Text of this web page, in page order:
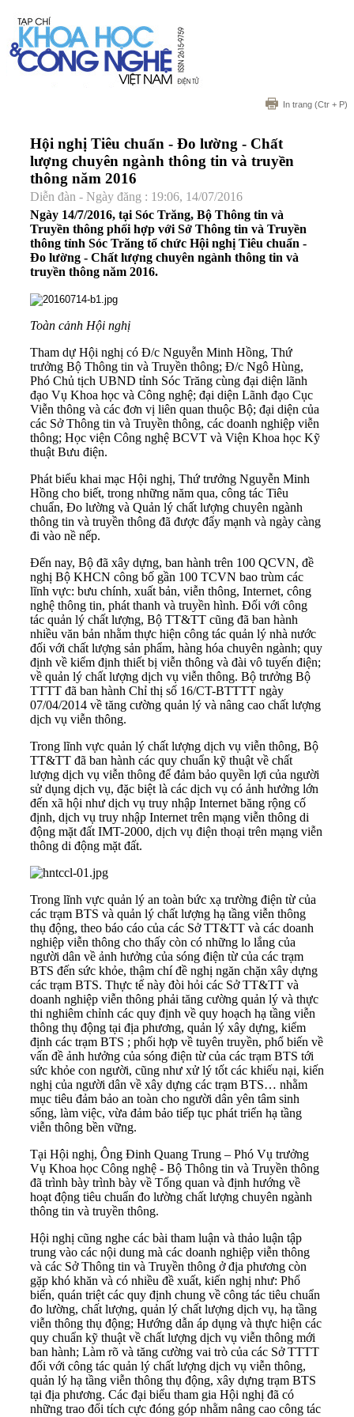
In trang (Ctr + P)
Hội nghị Tiêu chuẩn - Đo lường - Chất
lượng chuyên ngành thông tin và truyền
thông năm 2016
Diễn đàn - Ngày đăng : 19:06, 14/07/2016
Ngày 14/7/2016, tại Sóc Trăng, Bộ Thông tin và
Truyền thông phối hợp với Sở Thông tin và Truyền
thông tỉnh Sóc Trăng tổ chức Hội nghị Tiêu chuẩn -
Đo lường - Chất lượng chuyên ngành thông tin và
truyền thông năm 2016.
Toàn cảnh Hội nghị
Tham dự Hội nghị có Đ/c Nguyễn Minh Hồng, Thứ
trưởng Bộ Thông tin và Truyền thông; Đ/c Ngô Hùng,
Phó Chủ tịch UBND tỉnh Sóc Trăng cùng đại diện lãnh
đạo Vụ Khoa học và Công nghệ; đại diện Lãnh đạo Cục
Viễn thông và các đơn vị liên quan thuộc Bộ; đại diện của
các Sở Thông tin và Truyền thông, các doanh nghiệp viễn
thông; Học viện Công nghệ BCVT và Viện Khoa học Kỹ
thuật Bưu điện.
Phát biểu khai mạc Hội nghị, Thứ trưởng Nguyễn Minh
Hồng cho biết, trong những năm qua, công tác Tiêu
chuẩn, Đo lường và Quản lý chất lượng chuyên ngành
thông tin và truyền thông đã được đẩy mạnh và ngày càng
đi vào nề nếp.
Đến nay, Bộ đã xây dựng, ban hành trên 100 QCVN, đề
nghị Bộ KHCN công bố gần 100 TCVN bao trùm các
lĩnh vực: bưu chính, xuất bản, viễn thông, Internet, công
nghệ thông tin, phát thanh và truyền hình. Đối với công
tác quản lý chất lượng, Bộ TT&TT cũng đã ban hành
nhiều văn bản nhằm thực hiện công tác quản lý nhà nước
đối với chất lượng sản phẩm, hàng hóa chuyên ngành; quy
định về kiểm định thiết bị viễn thông và đài vô tuyến điện;
về quản lý chất lượng dịch vụ viễn thông. Bộ trưởng Bộ
TTTT đã ban hành Chỉ thị số 16/CT-BTTTT ngày
07/04/2014 về tăng cường quản lý và nâng cao chất lượng
dịch vụ viễn thông.
Trong lĩnh vực quản lý chất lượng dịch vụ viễn thông, Bộ
TT&TT đã ban hành các quy chuẩn kỹ thuật về chất
lượng dịch vụ viễn thông để đảm bảo quyền lợi của người
sử dụng dịch vụ, đặc biệt là các dịch vụ có ảnh hưởng lớn
đến xã hội như dịch vụ truy nhập Internet băng rộng cố
định, dịch vụ truy nhập Internet trên mạng viễn thông di
động mặt đất IMT-2000, dịch vụ điện thoại trên mạng viễn
thông di động mặt đất.
Trong lĩnh vực quản lý an toàn bức xạ trường điện từ của
các trạm BTS và quản lý chất lượng hạ tầng viễn thông
thụ động, theo báo cáo của các Sở TT&TT và các doanh
nghiệp viễn thông cho thấy còn có những lo lắng của
người dân về ảnh hưởng của sóng điện từ của các trạm
BTS đến sức khỏe, thậm chí đề nghị ngăn chặn xây dựng
các trạm BTS. Thực tế này đòi hỏi các Sở TT&TT và
doanh nghiệp viễn thông phải tăng cường quản lý và thực
thi nghiêm chỉnh các quy định về quy hoạch hạ tầng viễn
thông thụ động tại địa phương, quản lý xây dựng, kiểm
định các trạm BTS ; phối hợp về tuyên truyền, phổ biến về
vấn đề ảnh hưởng của sóng điện từ của các trạm BTS tới
sức khỏe con người, cũng như xử lý tốt các khiếu nại, kiến
nghị của người dân về xây dựng các trạm BTS… nhằm
mục tiêu đảm bảo an toàn cho người dân yên tâm sinh
sống, làm việc, vừa đảm bảo tiếp tục phát triển hạ tầng
viễn thông bền vững.
Tại Hội nghị, Ông Đinh Quang Trung – Phó Vụ trưởng
Vụ Khoa học Công nghệ - Bộ Thông tin và Truyền thông
đã trình bày trình bày về Tổng quan và định hướng về
hoạt động tiêu chuẩn đo lường chất lượng chuyên ngành
thông tin và truyền thông.
Hội nghị cũng nghe các bài tham luận và thảo luận tập
trung vào các nội dung mà các doanh nghiệp viễn thông
và các Sở Thông tin và Truyền thông ở địa phương còn
gặp khó khăn và có nhiều đề xuất, kiến nghị như: Phổ
biến, quán triệt các quy định chung về công tác tiêu chuẩn
đo lường, chất lượng, quản lý chất lượng dịch vụ, hạ tầng
viễn thông thụ động; Hướng dẫn áp dụng và thực hiện các
quy chuẩn kỹ thuật về chất lượng dịch vụ viễn thông mới
ban hành; Làm rõ và tăng cường vai trò của các Sở TTTT
đối với công tác quản lý chất lượng dịch vụ viễn thông,
quản lý hạ tầng viễn thông thụ động, xây dựng trạm BTS
tại địa phương. Các đại biểu tham gia Hội nghị đã có
những trao đổi tích cực đóng góp nhằm nâng cao công tác